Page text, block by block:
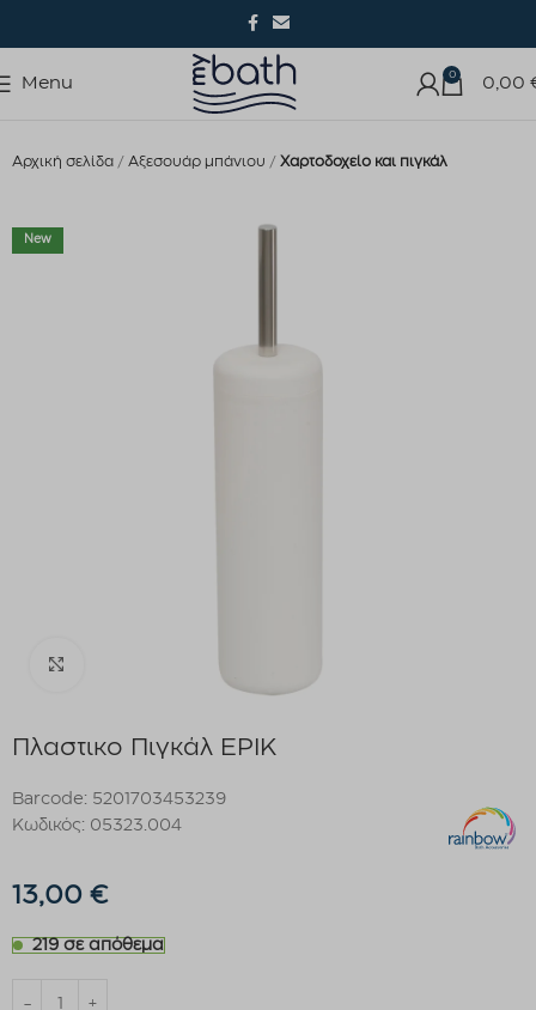
Menu 0 0,00
Αρχική σελίδα Αξεσουάρ μπάνιου Χαρτοδοχείο και πιγκάλ
New
Πλαστικο Πιγκάλ EPIK
Barcode: 5201703453239
Κωδικός: 05323.004
13,00 €
219 σε απόθεμα